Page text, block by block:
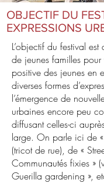
OBJECTIF DU
EXPRESSIONS
L’objectif du festival est
de jeunes familles pour
positive des jeunes en
diverses formes
l’émergence de
urbaines encore peu
diffusant celles-ci
large. On parle ici de
(tricot de rue), de «
Communautés fixies »
Guerilla gardening »,